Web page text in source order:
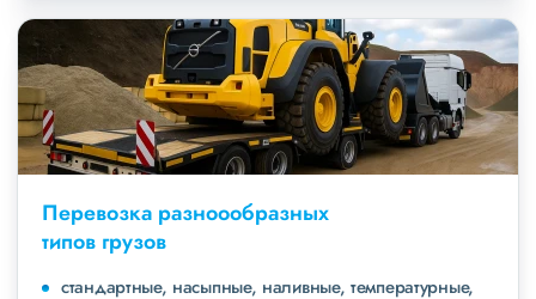
Перевозка разноообразных
типов грузов
стандартные, насыпные, наливные, температурные,